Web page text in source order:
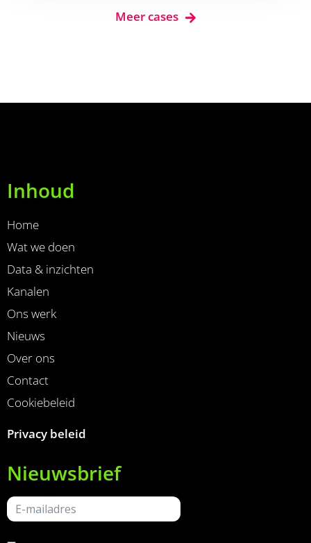
Meer cases
Inhoud
Home
Wat we doen
Data & inzichten
Kanalen
Ons werk
Nieuws
Over ons
Contact
Cookiebeleid
Privacy beleid
Nieuwsbrief